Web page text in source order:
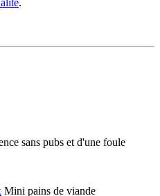
.
sans pubs et d'une foule
Mini pains de viande